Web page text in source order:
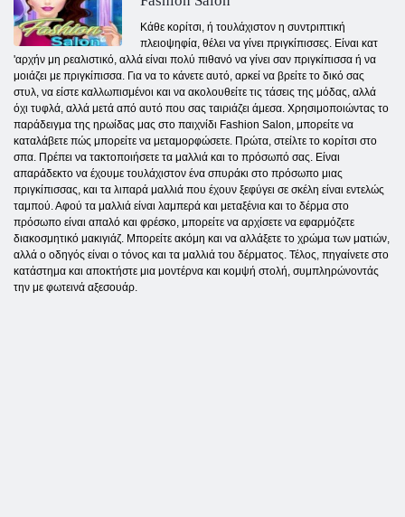
Κάθε κορίτσι, ή τουλάχιστον η συντριπτική
πλειοψηφία, θέλει να γίνει πριγκίπισσες. Είναι κατ
'αρχήν μη ρεαλιστικό, αλλά είναι πολύ πιθανό να γίνει σαν πριγκίπισσα ή να
μοιάζει με πριγκίπισσα. Για να το κάνετε αυτό, αρκεί να βρείτε το δικό σας
στυλ, να είστε καλλωπισμένοι και να ακολουθείτε τις τάσεις της μόδας, αλλά
όχι τυφλά, αλλά μετά από αυτό που σας ταιριάζει άμεσα. Χρησιμοποιώντας το
παράδειγμα της ηρωίδας μας στο παιχνίδι Fashion Salon, μπορείτε να
καταλάβετε πώς μπορείτε να μεταμορφώσετε. Πρώτα, στείλτε το κορίτσι στο
σπα. Πρέπει να τακτοποιήσετε τα μαλλιά και το πρόσωπό σας. Είναι
απαράδεκτο να έχουμε τουλάχιστον ένα σπυράκι στο πρόσωπο μιας
πριγκίπισσας, και τα λιπαρά μαλλιά που έχουν ξεφύγει σε σκέλη είναι εντελώς
ταμπού. Αφού τα μαλλιά είναι λαμπερά και μεταξένια και το δέρμα στο
πρόσωπο είναι απαλό και φρέσκο, μπορείτε να αρχίσετε να εφαρμόζετε
διακοσμητικό μακιγιάζ. Μπορείτε ακόμη και να αλλάξετε το χρώμα των ματιών,
αλλά ο οδηγός είναι ο τόνος και τα μαλλιά του δέρματος. Τέλος, πηγαίνετε στο
κατάστημα και αποκτήστε μια μοντέρνα και κομψή στολή, συμπληρώνοντάς
την με φωτεινά αξεσουάρ.